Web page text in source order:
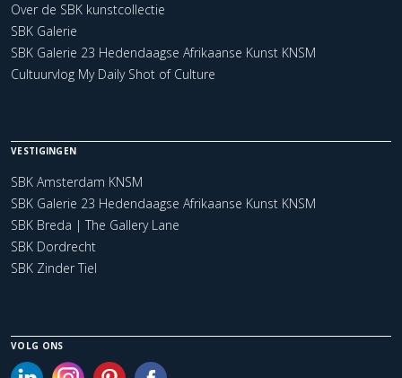
Over de SBK kunstcollectie
SBK Galerie
SBK Galerie 23 Hedendaagse Afrikaanse Kunst KNSM
Cultuurvlog My Daily Shot of Culture
VESTIGINGEN
SBK Amsterdam KNSM
SBK Galerie 23 Hedendaagse Afrikaanse Kunst KNSM
SBK Breda | The Gallery Lane
SBK Dordrecht
SBK Zinder Tiel
VOLG ONS